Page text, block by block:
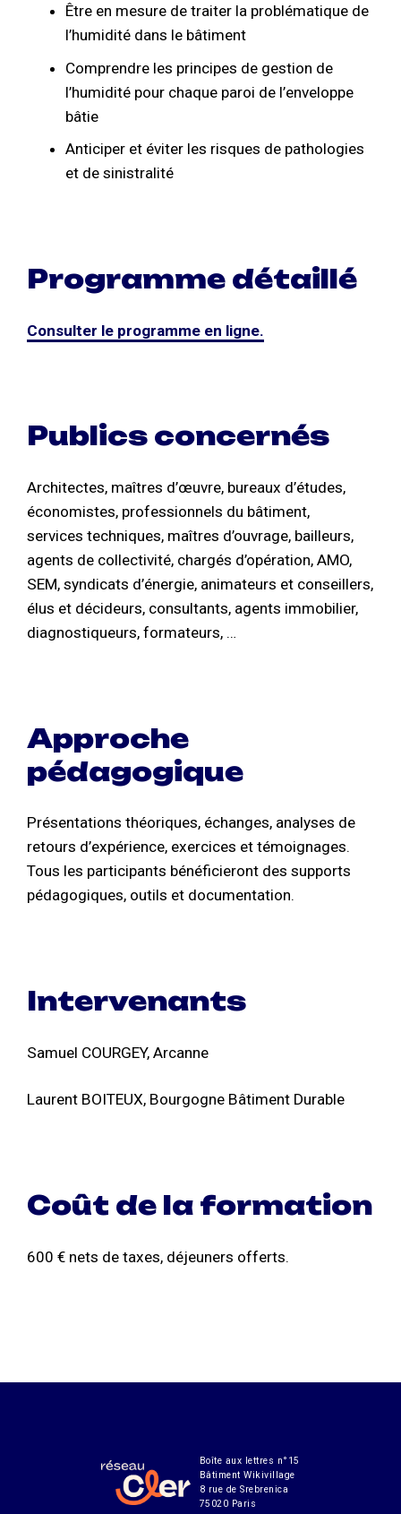
Être en mesure de traiter la problématique de
l’humidité dans le bâtiment
Comprendre les principes de gestion de
l’humidité pour chaque paroi de l’enveloppe
bâtie
Anticiper et éviter les risques de pathologies
et de sinistralité
Programme détaillé
Consulter le programme en ligne.
Publics concernés
Architectes, maîtres d’œuvre, bureaux d’études,
économistes, professionnels du bâtiment,
services techniques, maîtres d’ouvrage, bailleurs,
agents de collectivité, chargés d’opération, AMO,
SEM, syndicats d’énergie, animateurs et conseillers,
élus et décideurs, consultants, agents immobilier,
diagnostiqueurs, formateurs, …
Approche
pédagogique
Présentations théoriques, échanges, analyses de
retours d’expérience, exercices et témoignages.
Tous les participants bénéficieront des supports
pédagogiques, outils et documentation.
Intervenants
Samuel COURGEY, Arcanne
Laurent BOITEUX, Bourgogne Bâtiment Durable
Coût de la formation
600 € nets de taxes, déjeuners offerts.
Boîte aux lettres n°15
Bâtiment Wikivillage
8 rue de Srebrenica
75020 Paris